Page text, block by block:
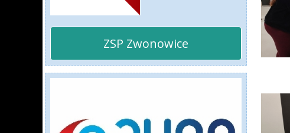
ZSP Zwonowice